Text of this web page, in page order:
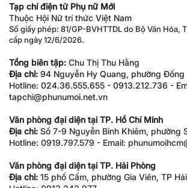
Tạp chí điện tử Phụ nữ Mới
Thuộc Hội Nữ trí thức Việt Nam
Số giấy phép: 81/GP-BVHTTDL do Bộ Văn Hóa,
cấp ngày 12/6/2026.
Tổng biên tập: Chu Thị Thu Hằng
Địa chỉ: 94 Nguyễn Hy Quang, phường Đống
Hotline: 024.36.555.655 - 0913.212.736 -
tapchi@phunumoi.net.vn
Văn phòng đại diện tại TP. Hồ Chí Minh
Địa chỉ: Số 7-9 Nguyễn Bỉnh Khiêm, phường
Hotline: 0919.797.579 - Email:
Văn phòng đại diện tại TP. Hải Phòng
Địa chỉ: 15 phố Cấm, phường Gia Viên, TP